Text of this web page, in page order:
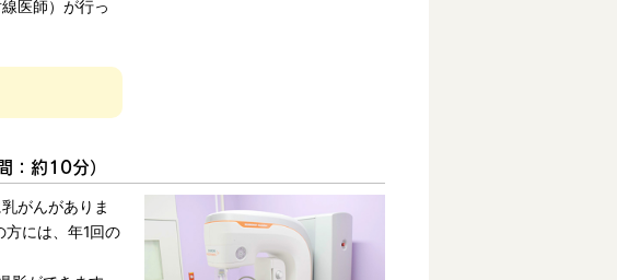
医師）が行っ
：約10分）
がんがありま
には、年1回の